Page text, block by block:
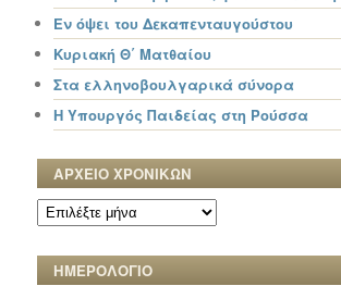
Εν όψει του Δεκαπενταυγούστου
Κυριακή Θ΄ Ματθαίου
Στα ελληνοβουλγαρικά σύνορα
Η Υπουργός Παιδείας στη Ρούσσα
ΑΡΧΕΙΟ ΧΡΟΝΙΚΩΝ
ΑΡΧΕΙΟ
ΧΡΟΝΙΚΩΝ
ΗΜΕΡΟΛΟΓΙΟ